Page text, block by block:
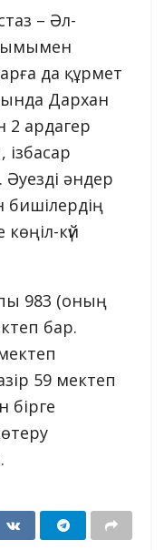
– Әл-
да құрмет
Дархан
2 ардагер
Әуезді әндер
күй
983 (оның
бар.
59 мектеп